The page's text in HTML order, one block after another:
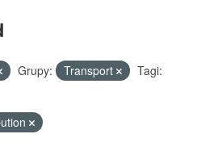
Grupy: Transport
Tagi: